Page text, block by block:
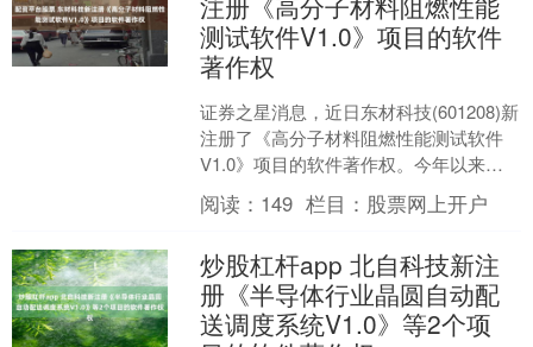
测试软件V1.0》项目的软件
著作权
证券之星消息，近日东材科技(601208)新
注册了《高分子材料阻燃性能测试软件
V1.0》项目的软件著作权。今年以来东
材科技新注册软件著作权1个。结合公司
2024....
阅读： 149 栏目： 股票网上开户
炒股杠杆app 北自科技新注
册《半导体行业晶圆自动配
送调度系统V1.0》等2个项